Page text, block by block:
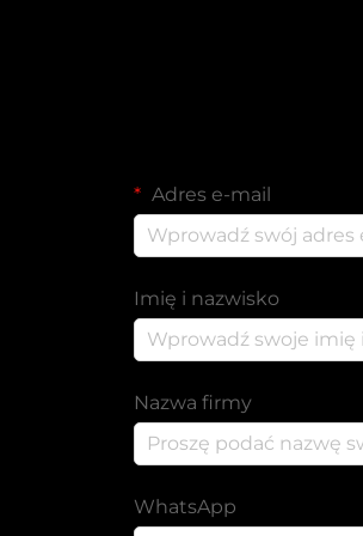
Adres e-mail
Imię i nazwisko
Nazwa firmy
WhatsApp